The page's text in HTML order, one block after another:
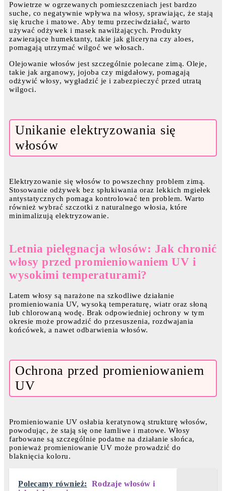
Powietrze w ogrzewanych pomieszczeniach jest bardzo
suche, co negatywnie wpływa na włosy, sprawiając, że stają
się kruche i matowe. Aby temu przeciwdziałać, warto
używać odżywek i masek nawilżających. Produkty
zawierające humektanty, takie jak gliceryna czy aloes,
pomagają utrzymać wilgoć we włosach.
Olejowanie włosów jest szczególnie polecane zimą. Oleje,
takie jak arganowy, jojoba czy migdałowy, pomagają
odżywić włosy, wygładzić je i zabezpieczyć przed utratą
wilgoci.
Unikanie elektryzowania się
włosów
Elektryzowanie się włosów to powszechny problem zimą.
Stosowanie odżywek bez spłukiwania oraz lekkich mgiełek
antystatycznych pomaga kontrolować ten problem. Warto
również wybrać szczotki z naturalnego włosia, które
minimalizują elektryzowanie.
Letnia pielęgnacja włosów: Jak chronić
włosy przed promieniowaniem UV i
wysokimi temperaturami?
Latem włosy są narażone na szkodliwe działanie
promieniowania UV, wysoką temperaturę, wiatr oraz słoną
lub chlorowaną wodę. Brak odpowiedniej ochrony w tym
okresie może prowadzić do przesuszenia, rozdwajania
końcówek, a nawet odbarwienia włosów.
Ochrona przed promieniowaniem
UV
Promieniowanie UV osłabia keratynową strukturę włosów,
powodując, że stają się one łamliwe i matowe. Włosy
farbowane są szczególnie podatne na działanie słońca,
ponieważ promieniowanie UV może prowadzić do
blaknięcia koloru.
Polecamy również:
Rodzaje włosów i